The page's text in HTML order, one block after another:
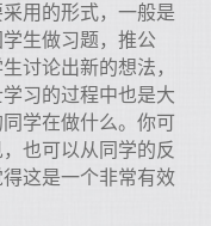
用的形式，一般是
生做习题，推公
讨论出新的想法，
习的过程中也是大
学在做什么。你可
也可以从同学的反
这是一个非常有效